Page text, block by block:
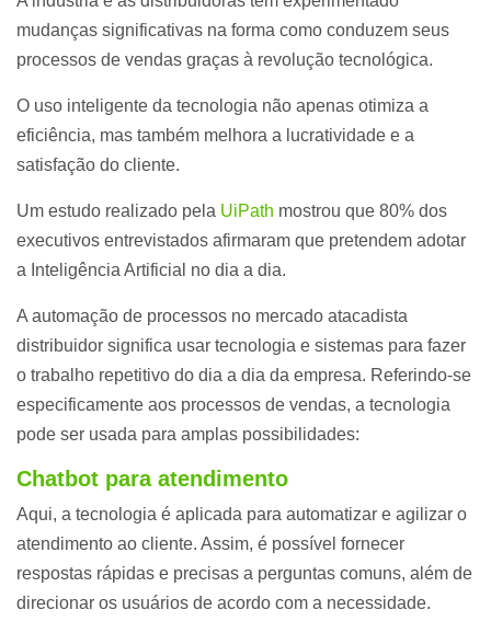
mudanças significativas na forma como conduzem seus
processos de vendas graças à revolução tecnológica.
O uso inteligente da tecnologia não apenas otimiza a
eficiência, mas também melhora a lucratividade e a
satisfação do cliente.
Um estudo realizado pela UiPath mostrou que 80% dos
executivos entrevistados afirmaram que pretendem adotar
a Inteligência Artificial no dia a dia.
A automação de processos no mercado atacadista
distribuidor significa usar tecnologia e sistemas para fazer
o trabalho repetitivo do dia a dia da empresa. Referindo-se
especificamente aos processos de vendas, a tecnologia
pode ser usada para amplas possibilidades:
Chatbot para atendimento
Aqui, a tecnologia é aplicada para automatizar e agilizar o
atendimento ao cliente. Assim, é possível fornecer
respostas rápidas e precisas a perguntas comuns, além de
direcionar os usuários de acordo com a necessidade.